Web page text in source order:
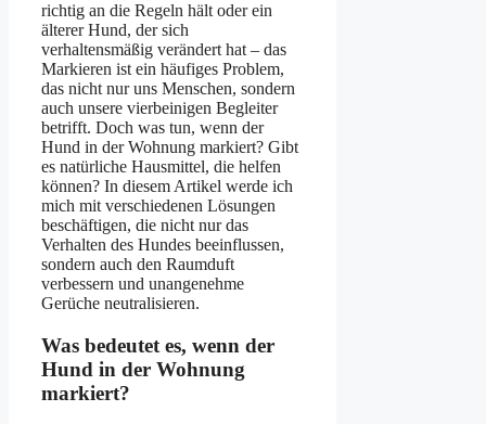
richtig an die Regeln hält oder ein
älterer Hund, der sich
verhaltensmäßig verändert hat – das
Markieren ist ein häufiges Problem,
das nicht nur uns Menschen, sondern
auch unsere vierbeinigen Begleiter
betrifft. Doch was tun, wenn der
Hund in der Wohnung markiert? Gibt
es natürliche Hausmittel, die helfen
können? In diesem Artikel werde ich
mich mit verschiedenen Lösungen
beschäftigen, die nicht nur das
Verhalten des Hundes beeinflussen,
sondern auch den Raumduft
verbessern und unangenehme
Gerüche neutralisieren.
Was bedeutet es, wenn der
Hund in der Wohnung
markiert?